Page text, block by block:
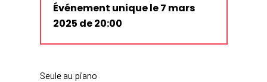
Événement unique le 7 mars
2025 de 20:00
Seule au piano